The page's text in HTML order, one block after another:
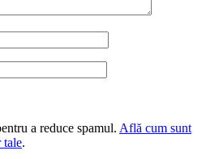
a reduce spamul. Află cum sunt
tale.